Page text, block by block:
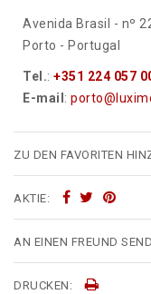
Avenida Brasil - nº
Porto - Portugal
Tel.: +351 224 057
E-mail :
ZU DEN FAVORITEN
AKTIE:
AN EINEN FREUND
DRUCKEN: